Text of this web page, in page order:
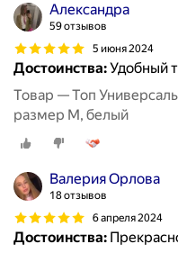
Александра
59 отзывов
5 июня 2024
Достоинства:Удобный
Товар — Топ
размер M, белый
Валерия Орлова
18 отзывов
6 апреля 2024
Достоинства: